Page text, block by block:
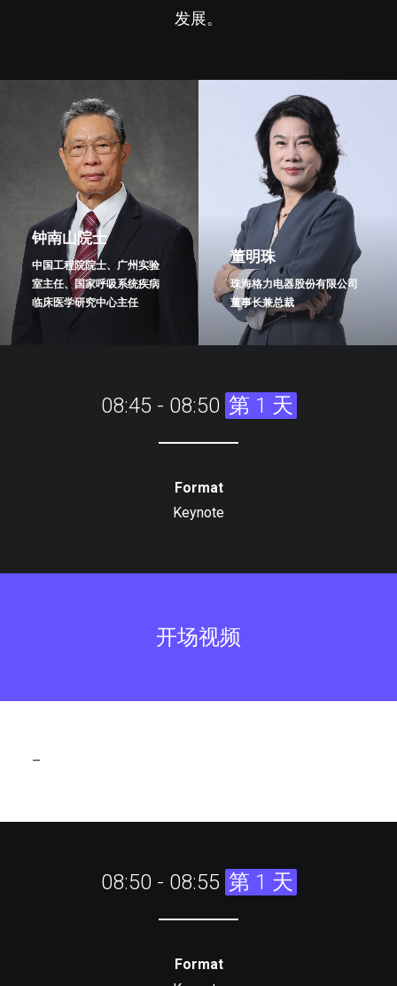
发展。
⁣钟南山院士
中国工程院院士、广州实验
室主任、国家呼吸系统疾病
临床医学研究中心主任
⁣董明珠
珠海格力电器股份有限公司
董事长兼总裁
08:45 - 08:50 第 1 天
Format
Keynote
开场视频
–
08:50 - 08:55 第 1 天
Format